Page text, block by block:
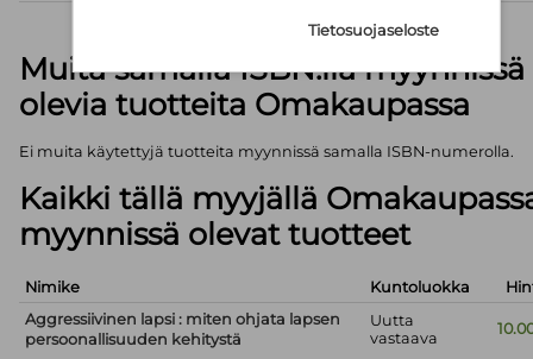
Muita samalla ISBN:llä myynnissä
olevia tuotteita Omakaupassa
Ei muita käytettyjä tuotteita myynnissä samalla ISBN-numerolla.
Kaikki tällä myyjällä
myynnissä olevat tuotteet
Nimike Kuntoluokka
Aggressiivinen lapsi : miten ohjata lapsen
persoonallisuuden kehitystä
Uutta
vastaava
Tietosuojaseloste